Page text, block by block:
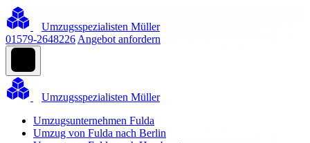
Umzugsspezialisten Müller
01579-2648226 Angebot anfordern
Umzugsspezialisten Müller
Umzugsunternehmen Fulda
Umzug von Fulda nach Berlin